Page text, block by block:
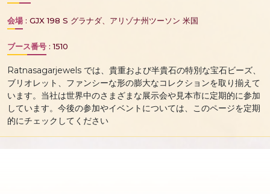
会場 : GJX 198 S グラナダ、アリゾナ州ツーソン 米国
ブース番号 : 1510
Ratnasagarjewels では、貴重および半貴石の特別な宝石ビーズ、
ブリオレット、ファンシーな形の膨大なコレクションを取り揃えて
います。当社は世界中のさまざまな展示会や見本市に定期的に参加
しています。今後の参加やイベントについては、このページを定期
的にチェックしてください